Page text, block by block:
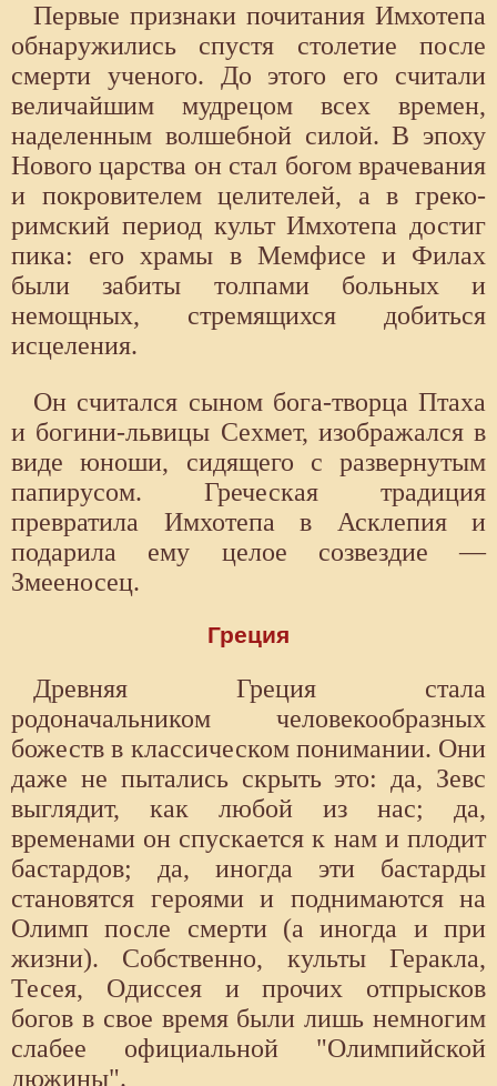
Первые признаки почитания Имхотепа
обнаружились спустя столетие после
смерти ученого. До этого его считали
величайшим мудрецом всех времен,
наделенным волшебной силой. В эпоху
Нового царства он стал богом врачевания
и покровителем целителей, а в греко-
римский период культ Имхотепа достиг
пика: его храмы в Мемфисе и Филах
были забиты толпами больных и
немощных, стремящихся добиться
исцеления.
Он считался сыном бога-творца Птаха
и богини-львицы Сехмет, изображался в
виде юноши, сидящего с развернутым
папирусом. Греческая традиция
превратила Имхотепа в Асклепия и
подарила ему целое созвездие —
Змееносец.
Греция
Древняя Греция стала
родоначальником человекообразных
божеств в классическом понимании. Они
даже не пытались скрыть это: да, Зевс
выглядит, как любой из нас; да,
временами он спускается к нам и плодит
бастардов; да, иногда эти бастарды
становятся героями и поднимаются на
Олимп после смерти (а иногда и при
жизни). Собственно, культы Геракла,
Тесея, Одиссея и прочих отпрысков
богов в свое время были лишь немногим
слабее официальной "Олимпийской
дюжины".